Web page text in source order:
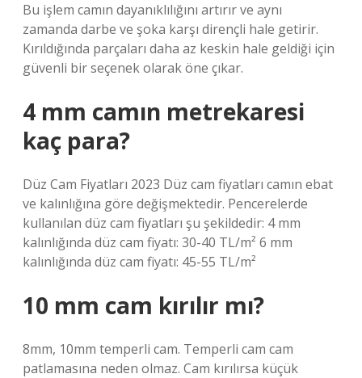
Bu işlem camın dayanıklılığını artırır ve aynı
zamanda darbe ve şoka karşı dirençli hale getirir.
Kırıldığında parçaları daha az keskin hale geldiği için
güvenli bir seçenek olarak öne çıkar.
4 mm camın metrekaresi
kaç para?
Düz Cam Fiyatları 2023 Düz cam fiyatları camın ebat
ve kalınlığına göre değişmektedir. Pencerelerde
kullanılan düz cam fiyatları şu şekildedir: 4 mm
kalınlığında düz cam fiyatı: 30-40 TL/m² 6 mm
kalınlığında düz cam fiyatı: 45-55 TL/m²
10 mm cam kırılır mı?
8mm, 10mm temperli cam. Temperli cam cam
patlamasına neden olmaz. Cam kırılırsa küçük